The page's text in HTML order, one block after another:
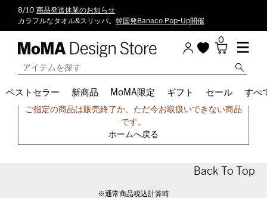
8/10 商品発送休業のお知らせ
カラフルなタオル&スリッパ。 韓国発Banaco Pop-Up開催
0
ベストセラー 新商品 MoMA限定 ギフト セール すべ
申し訳ございません。
ご指定の商品は販売終了か、ただ今お取扱いできない商品
です。
ホームへ戻る
Back To Top
※通常商品税込計算時